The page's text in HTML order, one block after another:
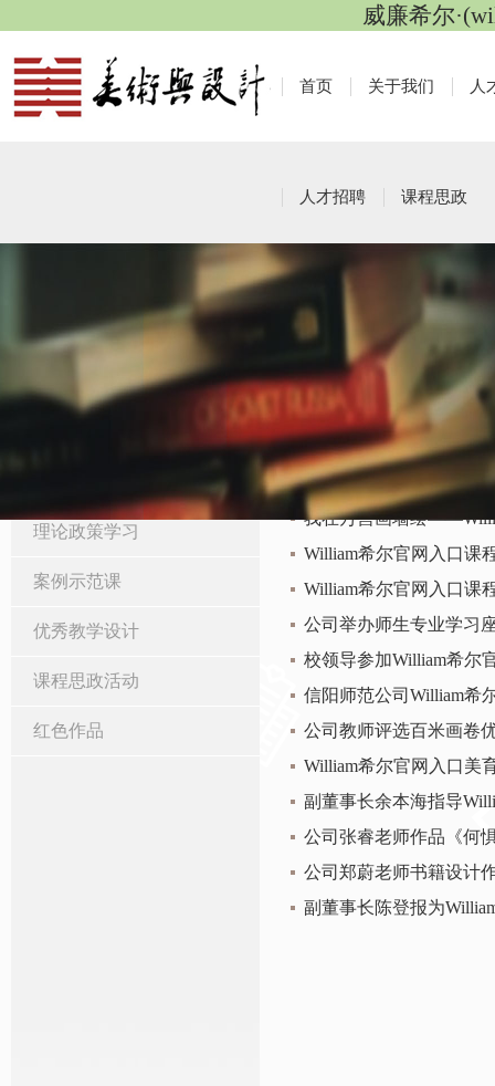
威廉希尔
首页 关于我们 人
人才招聘 课程思政
理论政策学习
案例示范课
优秀教学设计
课程思政活动
红色作品
课程思政活动
我在万营画墙绘
William希尔官网入口课
William希尔官网入口课
公司举办师生专业学习
校领导参加William希尔
信阳师范公司William希
公司教师评选百米画卷
William希尔官网入口美
副董事长余本海指导
公司张睿老师作品《何
副董事长陈登报为